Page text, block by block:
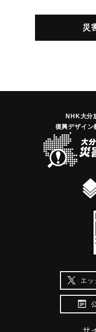
災
NHK大分
復興デザイ
エッ
サ